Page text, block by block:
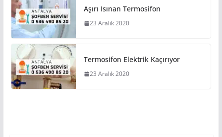
Aşırı Isınan Termosifon
23 Aralık 2020
Termosifon Elektrik Kaçırıyor
23 Aralık 2020